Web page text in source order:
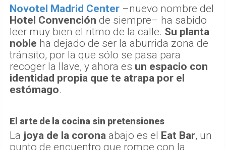
Novotel Madrid Center –nuevo nombre del
Hotel Convención de siempre– ha sabido
leer muy bien el ritmo de la calle. Su planta
noble ha dejado de ser la aburrida zona de
tránsito, por la que sólo se pasa para
recoger la llave, y ahora es un espacio con
identidad propia que te atrapa por el
estómago.
El arte de la cocina sin pretensiones
La joya de la corona abajo es el Eat Bar, un
punto de encuentro que rompe con la